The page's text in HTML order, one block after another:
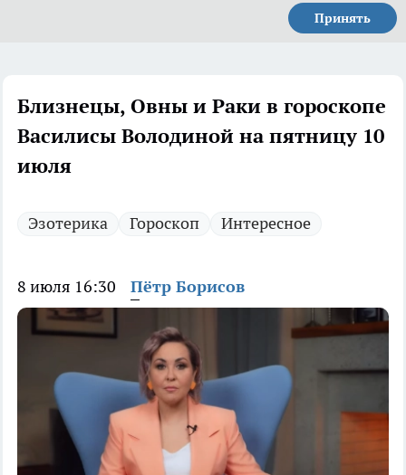
Принять
Близнецы, Овны и Раки в гороскопе
Василисы Володиной на пятницу 10
июля
Эзотерика Гороскоп Интересное
8 июля 16:30 Пётр Борисов